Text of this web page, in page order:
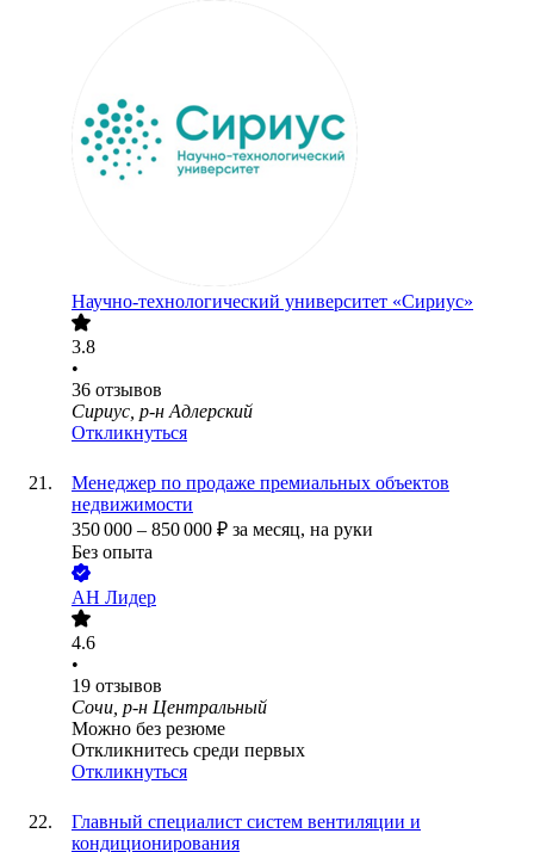
Научно-технологический университет «Сириус»
3.8
•
36 отзывов
Сириус, р-н Адлерский
Откликнуться
Менеджер по продаже премиальных объектов
недвижимости
350 000 – 850 000 ₽ за месяц, на руки
Без опыта
АН Лидер
4.6
•
19 отзывов
Сочи, р-н Центральный
Можно без резюме
Откликнитесь среди первых
Откликнуться
Главный специалист систем вентиляции и
кондиционирования